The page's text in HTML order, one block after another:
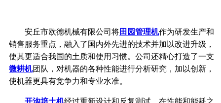
安丘市欧德机械有限公司将田园管理机作为研发生产和
销售服务重点，融入了国内外先进的技术并加以改进升级，
使其更适合我国的土质和使用习惯。公司还精心打造了一支
微耕机团队，对机器的各种性能进行分析研究，加以创新，
使机器更具有竞争力和专业水准。